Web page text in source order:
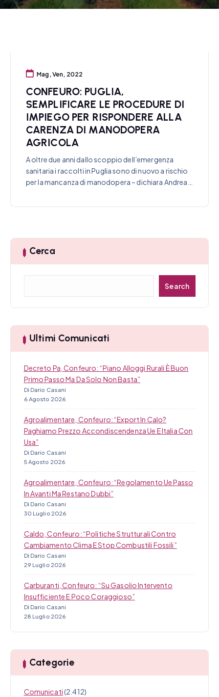
Mag, Ven, 2022
CONFEURO: PUGLIA,
SEMPLIFICARE LE PROCEDURE DI
IMPIEGO PER RISPONDERE ALLA
CARENZA DI MANODOPERA
AGRICOLA
A oltre due anni dallo scoppio dell’emergenza
sanitaria i raccolti in Puglia sono di nuovo a rischio
per la mancanza di manodopera – dichiara Andrea…
Cerca
a
Search
Ultimi Comunicati
Decreto Pa, Confeuro: “Piano Alloggi Rurali È Buon
Primo Passo Ma Da Solo Non Basta”
Di Dario Casani
6 Agosto 2026
Agroalimentare, Confeuro: “Export In Calo?
Paghiamo Prezzo Accondiscendenza Ue E Italia Con
Usa”
Di Dario Casani
5 Agosto 2026
Agroalimentare, Confeuro: “Regolamento Ue Passo
In Avanti Ma Restano Dubbi”
Di Dario Casani
30 Luglio 2026
Caldo, Confeuro: “Politiche Strutturali Contro
Cambiamento Clima E Stop Combustili Fossili”
Di Dario Casani
29 Luglio 2026
Carburanti, Confeuro: “Su Gasolio Intervento
Insufficiente E Poco Coraggioso”
Di Dario Casani
28 Luglio 2026
Categorie
Comunicati(2.412)